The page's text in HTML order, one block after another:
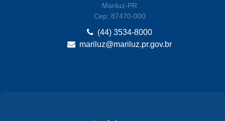
Mariluz-PR
Cep: 87470-000
(44) 3534-8000
mariluz@mariluz.pr.gov.br